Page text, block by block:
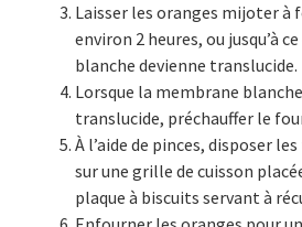
Laisser les oranges mijoter à
environ 2 heures, ou jusqu’à
blanche devienne translucide.
Lorsque la membrane
translucide, préchauffer le four
À l’aide de pinces, disposer
sur une grille de cuisson
plaque à biscuits servant à